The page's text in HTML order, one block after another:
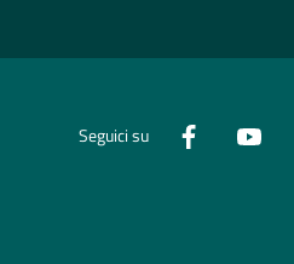
Seguici su